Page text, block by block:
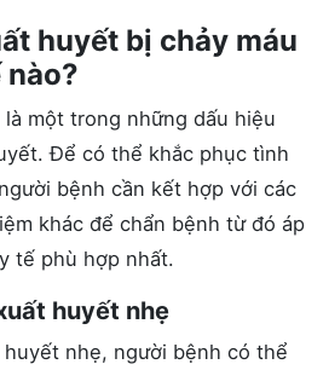
huyết bị chảy máu
là một trong những dấu hiệu
Để có thể khắc phục tình
bệnh cần kết hợp với các
khác để chẩn bệnh từ đó áp
tế phù hợp nhất.
huyết nhẹ
nhẹ, người bệnh có thể